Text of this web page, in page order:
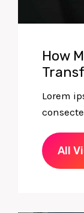
How
Lorem
All